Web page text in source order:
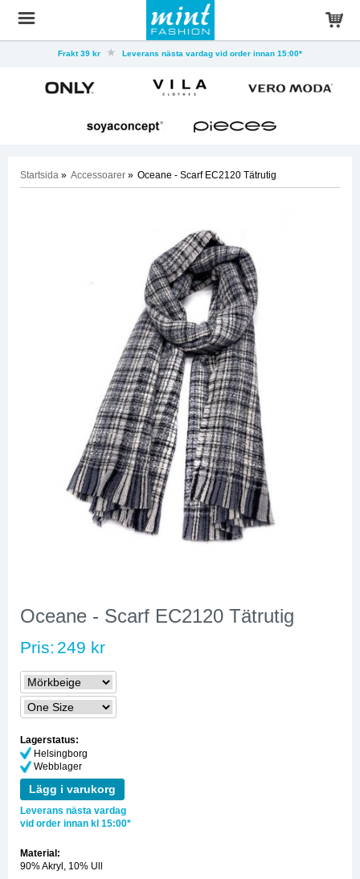
Frakt 39 kr Leverans nästa vardag vid order innan 15:00*
Startsida » Accessoarer » Oceane - Scarf EC2120 Tätrutig
Oceane - Scarf EC2120 Tätrutig
Pris: 249 kr
Lagerstatus:
Helsingborg
Webblager
Lägg i varukorg
Leverans nästa vardag
vid order innan kl 15:00*
Material:
90% Akryl, 10% Ull